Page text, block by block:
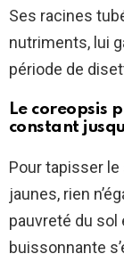
Ses racines
nutriments, lui
période de
Le coreopsis
constant
Pour tapisser le
jaunes, rien
pauvreté du sol
buissonnante